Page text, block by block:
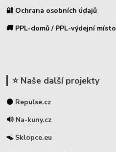
🔐 Ochrana osobních údajů
🚚 PPL-domů / PPL-výdejní místo
⭐ Naše další projekty
⚫ Repulse.cz
🔊 Na-kuny.cz
🪤 Sklopce.eu